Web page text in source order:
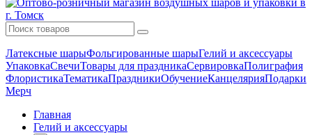
Латексные шарыФольгированные шарыГелий и аксессуары
УпаковкаСвечиТовары для праздникаСервировкаПолиграфия
ФлористикаТематикаПраздникиОбучениеКанцелярияПодарки
Мерч
Главная
Гелий и аксессуары